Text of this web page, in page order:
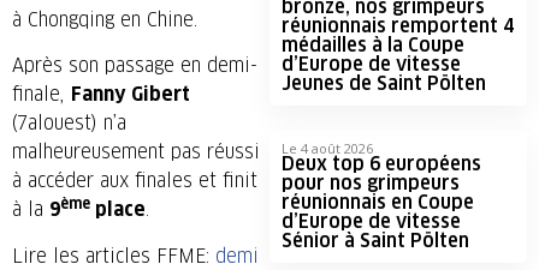
à Chongqing en Chine.
Après son passage en demi-
finale, Fanny Gibert
(7alouest) n’a
malheureusement pas réussi
à accéder aux finales et finit
à la 9ème place.
Lire les articles FFME: demi
bronze, nos grimpeurs
réunionnais remportent 4
médailles à la Coupe
d’Europe de vitesse
Jeunes de Saint Pölten
Le 4 août 2026
Deux top 6 européens
pour nos grimpeurs
réunionnais en Coupe
d’Europe de vitesse
Sénior à Saint Pölten